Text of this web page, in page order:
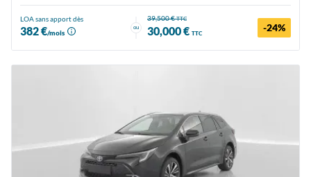
LOA sans apport dès
382 €/mois
ou
39,500 €TTC
30,000 € TTC -24%